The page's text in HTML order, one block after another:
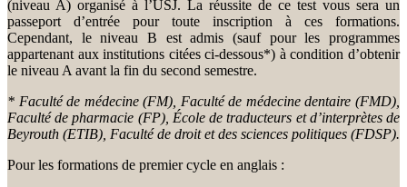
(niveau A) organisé à l’USJ. La réussite de ce test vous sera un
passeport d’entrée pour toute inscription à ces formations.
Cependant, le niveau B est admis (sauf pour les programmes
appartenant aux institutions citées ci-dessous*) à condition d’obtenir
le niveau A avant la fin du second semestre.
* Faculté de médecine (FM), Faculté de médecine dentaire (FMD),
Faculté de pharmacie (FP), École de traducteurs et d’interprètes de
Beyrouth (ETIB), Faculté de droit et des sciences politiques (FDSP).
Pour les formations de premier cycle en anglais :